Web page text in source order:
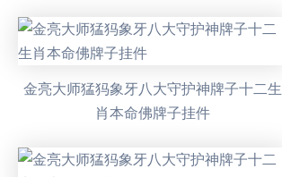
金亮大师猛犸象牙八大守护神牌子十二生
肖本命佛牌子挂件